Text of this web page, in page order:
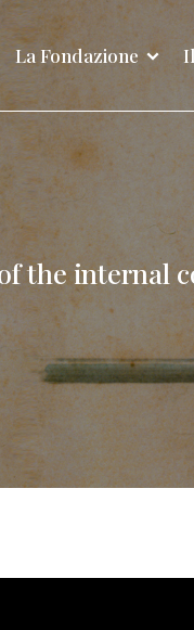
La Fondazione
the internal